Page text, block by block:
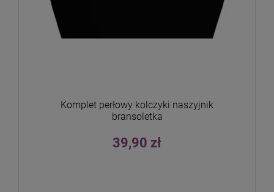
Komplet perłowy kolczyki naszyjnik
bransoletka
39,90 zł